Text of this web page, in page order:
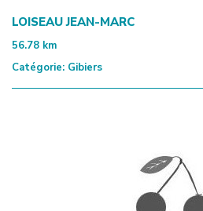
LOISEAU JEAN-MARC
56.78 km
Catégorie: Gibiers